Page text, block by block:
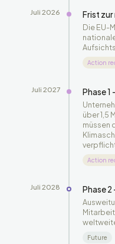
Juli 2026 Frist
Die EU-
Action
Juli 2027 Phase
über 1,5
müssen
Action
Juli 2028 Phase
Future